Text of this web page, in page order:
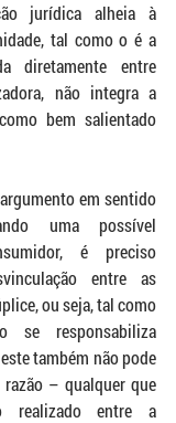
jurídica alheia à
tal como o é a
diretamente entre
não integra a
bem salientado
em sentido
uma possível
é preciso
entre as
ou seja, tal como
se responsabiliza
também não pode
– qualquer que
entre a